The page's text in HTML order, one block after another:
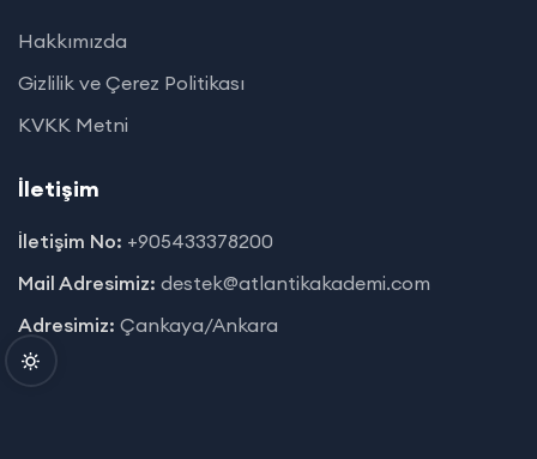
Hakkımızda
Gizlilik ve Çerez Politikası
KVKK Metni
İletişim
İletişim No: +905433378200
Mail Adresimiz: destek@atlantikakademi.com
Adresimiz: Çankaya/Ankara